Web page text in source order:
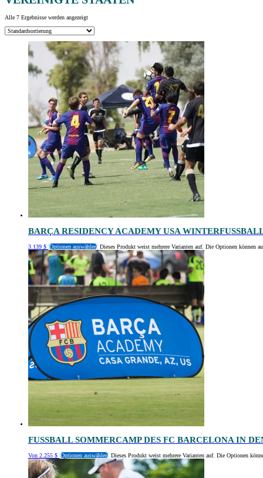
Alle 7 Ergebnisse werden angezeigt
BARÇA RESIDENCY ACADEMY USA
3.139 $ Optionen auswählen Dieses Produkt weist mehrere Varianten auf. Die Optionen können
FUSSBALL SOMMERCAMP DES FC BARCELONA IN DEN
Von 2.255 $ Optionen auswählen Dieses Produkt weist mehrere Varianten auf. Die Optionen